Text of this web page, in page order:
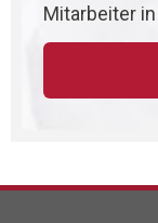
Mitarbeiter